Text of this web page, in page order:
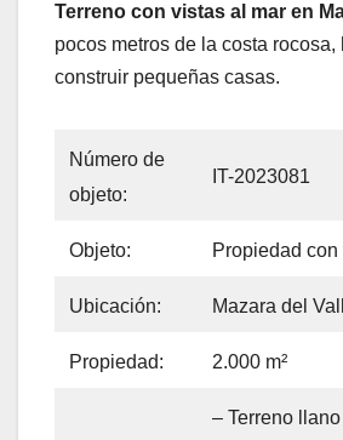
Terreno con vistas al mar en
pocos metros de la costa rocosa,
construir pequeñas casas.
Número de
objeto:
IT-2023081
Objeto: Propiedad
Ubicación: Mazara del
Propiedad: 2.000 m²
– Terreno llano